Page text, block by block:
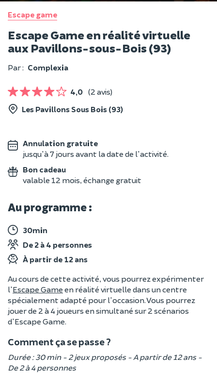
Escape game
Escape Game en réalité virtuelle
aux Pavillons-sous-Bois (93)
Par : Complexia
4,0 (2 avis)
Les Pavillons Sous Bois (93)
Annulation gratuite
jusqu'à 7 jours avant la date de l'activité.
Bon cadeau
valable 12 mois, échange gratuit
Au programme :
30min
De 2 à 4 personnes
À partir de 12 ans
Au cours de cette activité, vous pourrez expérimenter
l'Escape Game en réalité virtuelle dans un centre
spécialement adapté pour l'occasion. Vous pourrez
jouer de 2 à 4 joueurs en simultané sur 2 scénarios
d'Escape Game.
Comment ça se passe ?
Durée : 30 min - 2 jeux proposés - A partir de 12 ans -
De 2 à 4 personnes